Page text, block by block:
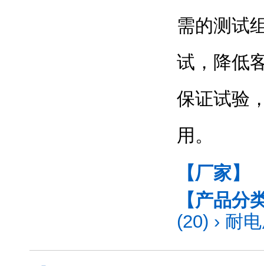
需的测试
试，降低
保证试验
用。
【厂家】
【产品分
(20) › 耐